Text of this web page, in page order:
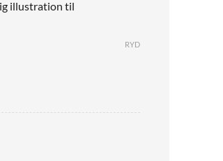
illustration til
RYD